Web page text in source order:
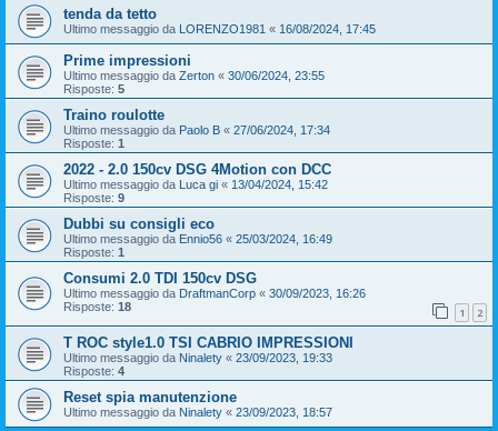
tenda da tetto
Ultimo messaggio da LORENZO1981 « 16/08/2024, 17:45
Prime impressioni
Ultimo messaggio da Zerton « 30/06/2024, 23:55
Risposte: 5
Traino roulotte
Ultimo messaggio da Paolo B « 27/06/2024, 17:34
Risposte: 1
2022 - 2.0 150cv DSG 4Motion con DCC
Ultimo messaggio da Luca gi « 13/04/2024, 15:42
Risposte: 9
Dubbi su consigli eco
Ultimo messaggio da Ennio56 « 25/03/2024, 16:49
Risposte: 1
Consumi 2.0 TDI 150cv DSG
Ultimo messaggio da DraftmanCorp « 30/09/2023, 16:26
Risposte: 18 1 2
T ROC style1.0 TSI CABRIO IMPRESSIONI
Ultimo messaggio da Ninalety « 23/09/2023, 19:33
Risposte: 4
Reset spia manutenzione
Ultimo messaggio da Ninalety « 23/09/2023, 18:57